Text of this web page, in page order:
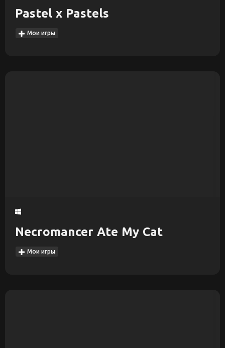
Pastel x Pastels
Мои игры
Necromancer Ate My Cat
Мои игры